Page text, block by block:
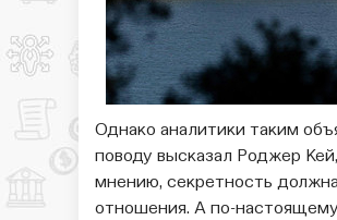
Однако аналитики таким
поводу высказал Роджер
мнению, секретность
отношения. А по-